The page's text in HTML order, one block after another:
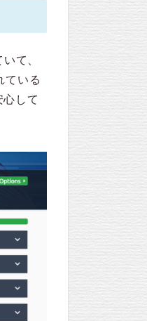
て、
ている
して